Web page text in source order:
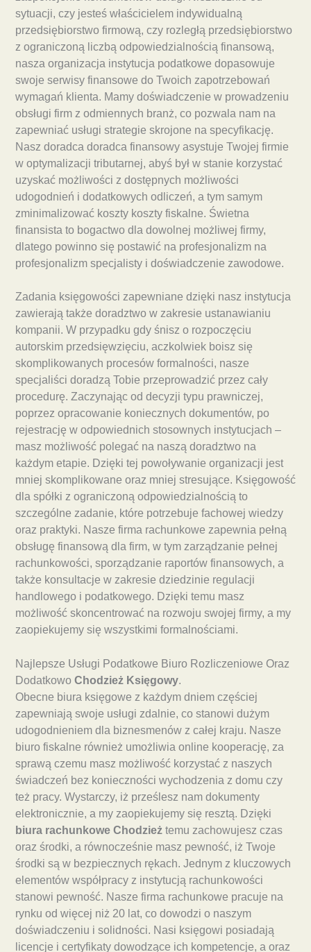
sytuacji, czy jesteś właścicielem indywidualną
przedsiębiorstwo firmową, czy rozległą przedsiębiorstwo
z ograniczoną liczbą odpowiedzialnością finansową,
nasza organizacja instytucja podatkowe dopasowuje
swoje serwisy finansowe do Twoich zapotrzebowań
wymagań klienta. Mamy doświadczenie w prowadzeniu
obsługi firm z odmiennych branż, co pozwala nam na
zapewniać usługi strategie skrojone na specyfikację.
Nasz doradca doradca finansowy asystuje Twojej firmie
w optymalizacji tributarnej, abyś był w stanie korzystać
uzyskać możliwości z dostępnych możliwości
udogodnień i dodatkowych odliczeń, a tym samym
zminimalizować koszty koszty fiskalne. Świetna
finansista to bogactwo dla dowolnej możliwej firmy,
dlatego powinno się postawić na profesjonalizm na
profesjonalizm specjalisty i doświadczenie zawodowe.
Zadania księgowości zapewniane dzięki nasz instytucja
zawierają także doradztwo w zakresie ustanawianiu
kompanii. W przypadku gdy śnisz o rozpoczęciu
autorskim przedsięwzięciu, aczkolwiek boisz się
skomplikowanych procesów formalności, nasze
specjaliści doradzą Tobie przeprowadzić przez cały
procedurę. Zaczynając od decyzji typu prawniczej,
poprzez opracowanie koniecznych dokumentów, po
rejestrację w odpowiednich stosownych instytucjach –
masz możliwość polegać na naszą doradztwo na
każdym etapie. Dzięki tej powoływanie organizacji jest
mniej skomplikowane oraz mniej stresujące. Księgowość
dla spółki z ograniczoną odpowiedzialnością to
szczególne zadanie, które potrzebuje fachowej wiedzy
oraz praktyki. Nasze firma rachunkowe zapewnia pełną
obsługę finansową dla firm, w tym zarządzanie pełnej
rachunkowości, sporządzanie raportów finansowych, a
także konsultacje w zakresie dziedzinie regulacji
handlowego i podatkowego. Dzięki temu masz
możliwość skoncentrować na rozwoju swojej firmy, a my
zaopiekujemy się wszystkimi formalnościami.
Najlepsze Usługi Podatkowe Biuro Rozliczeniowe Oraz
Dodatkowo Chodzież Księgowy.
Obecne biura księgowe z każdym dniem częściej
zapewniają swoje usługi zdalnie, co stanowi dużym
udogodnieniem dla biznesmenów z całej kraju. Nasze
biuro fiskalne również umożliwia online kooperację, za
sprawą czemu masz możliwość korzystać z naszych
świadczeń bez konieczności wychodzenia z domu czy
też pracy. Wystarczy, iż prześlesz nam dokumenty
elektronicznie, a my zaopiekujemy się resztą. Dzięki
biura rachunkowe Chodzież temu zachowujesz czas
oraz środki, a równocześnie masz pewność, iż Twoje
środki są w bezpiecznych rękach. Jednym z kluczowych
elementów współpracy z instytucją rachunkowości
stanowi pewność. Nasze firma rachunkowe pracuje na
rynku od więcej niż 20 lat, co dowodzi o naszym
doświadczeniu i solidności. Nasi księgowi posiadają
licencje i certyfikaty dowodzące ich kompetencje, a oraz